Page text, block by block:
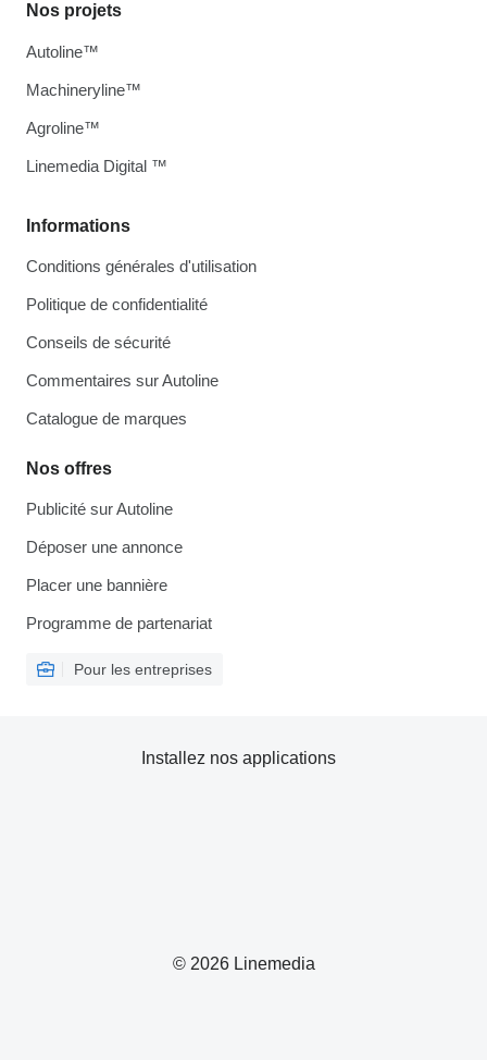
Informations
Conditions générales d'utilisation
Politique de confidentialité
Conseils de sécurité
Commentaires sur Autoline
Catalogue de marques
Nos offres
Publicité sur Autoline
Déposer une annonce
Placer une bannière
Programme de partenariat
Pour les entreprises
Nos projets
Autoline™
Machineryline™
Agroline™
Linemedia Digital ™
© 2026 Linemedia
Installez nos applications